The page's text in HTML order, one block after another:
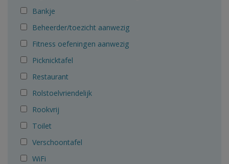
Bankje
Beheerder/toezicht aanwezig
Fitness oefeningen aanwezig
Picknicktafel
Restaurant
Rolstoelvriendelijk
Rookvrij
Toilet
Verschoontafel
WiFi